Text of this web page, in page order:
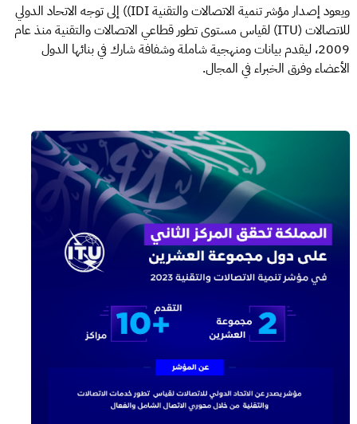
ويعود إصدار مؤشر تنمية الاتصالات والتقنية IDI)) إلى توجه الاتحاد الدولي
للاتصالات (ITU) لقياس مستوى تطور قطاعي الاتصالات والتقنية منذ عام
2009، ليقدم بيانات ومنهجية شاملة وشفافة شارك في بنائها الدول
الأعضاء وفرق الخبراء في المجال.